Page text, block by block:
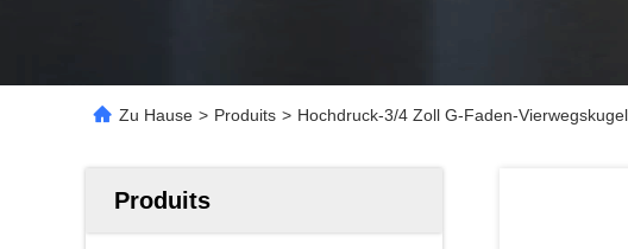
Zu Hause > Produits > Hochdruck-3/4 Zoll G-Faden-
Produits